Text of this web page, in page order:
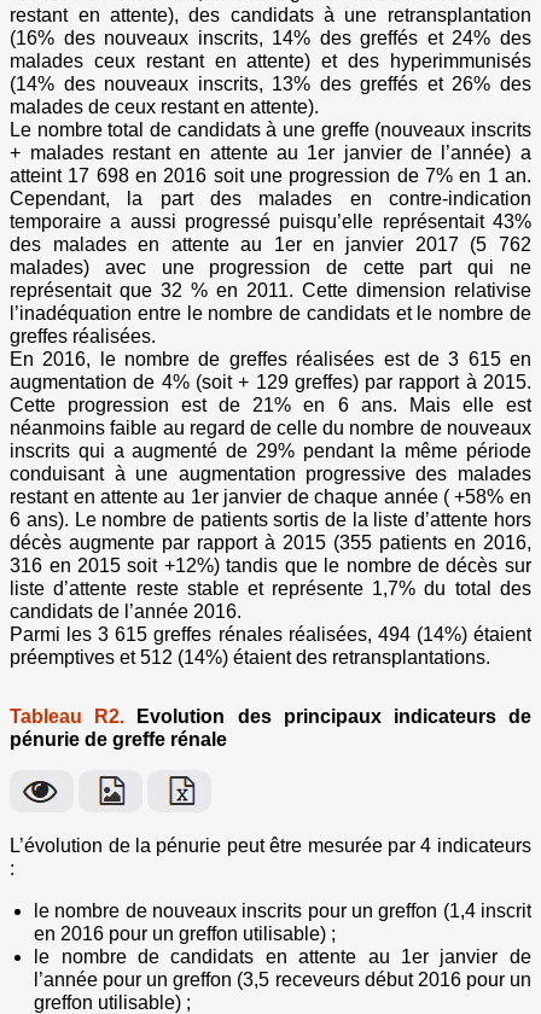
restant en attente), des candidats à une retransplantation
(16% des nouveaux inscrits, 14% des greffés et 24% des
malades ceux restant en attente) et des hyperimmunisés
(14% des nouveaux inscrits, 13% des greffés et 26% des
malades de ceux restant en attente).
Le nombre total de candidats à une greffe (nouveaux inscrits
+ malades restant en attente au 1er janvier de l’année) a
atteint 17 698 en 2016 soit une progression de 7% en 1 an.
Cependant, la part des malades en contre-indication
temporaire a aussi progressé puisqu’elle représentait 43%
des malades en attente au 1er en janvier 2017 (5 762
malades) avec une progression de cette part qui ne
représentait que 32 % en 2011. Cette dimension relativise
l’inadéquation entre le nombre de candidats et le nombre de
greffes réalisées.
En 2016, le nombre de greffes réalisées est de 3 615 en
augmentation de 4% (soit + 129 greffes) par rapport à 2015.
Cette progression est de 21% en 6 ans. Mais elle est
néanmoins faible au regard de celle du nombre de nouveaux
inscrits qui a augmenté de 29% pendant la même période
conduisant à une augmentation progressive des malades
restant en attente au 1er janvier de chaque année ( +58% en
6 ans). Le nombre de patients sortis de la liste d’attente hors
décès augmente par rapport à 2015 (355 patients en 2016,
316 en 2015 soit +12%) tandis que le nombre de décès sur
liste d’attente reste stable et représente 1,7% du total des
candidats de l’année 2016.
Parmi les 3 615 greffes rénales réalisées, 494 (14%) étaient
préemptives et 512 (14%) étaient des retransplantations.
Tableau R2. Evolution des principaux indicateurs de
pénurie de greffe rénale
L’évolution de la pénurie peut être mesurée par 4 indicateurs
:
le nombre de nouveaux inscrits pour un greffon (1,4 inscrit
en 2016 pour un greffon utilisable) ;
le nombre de candidats en attente au 1er janvier de
l’année pour un greffon (3,5 receveurs début 2016 pour un
greffon utilisable) ;